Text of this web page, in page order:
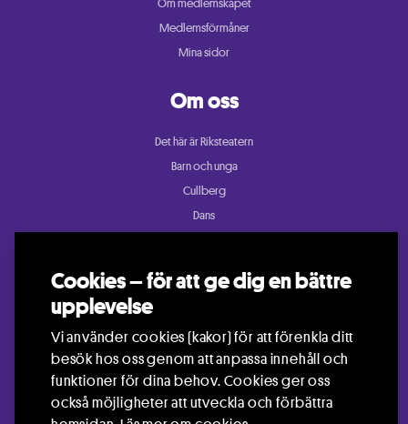
Cookies – för att ge dig en bättre
upplevelse
Vi använder cookies (kakor) för att förenkla ditt
besök hos oss genom att anpassa innehåll och
funktioner för dina behov. Cookies ger oss
också möjligheter att utveckla och förbättra
Medlemsförmåner
Mina sidor
Om oss
Det här är Riksteatern
Barn och unga
Cullberg
Dans
Samtida cirkus